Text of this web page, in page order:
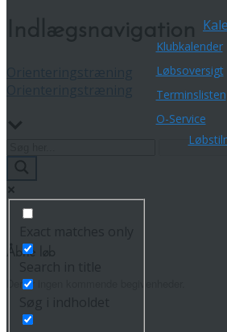
Klubkalender
Løbsoversigt
Terminslisten
O-Service
Åbne løb
Der er ingen kommende begivenheder.